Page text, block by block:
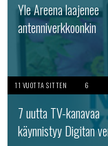
Yle Areena laajenee
antenniverkkoonkin
11 VUOTTA SITTEN 6
7 uutta TV-kanavaa
käynnistyy Digitan